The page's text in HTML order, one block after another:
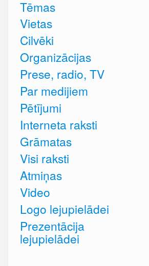
Tēmas
Vietas
Cilvēki
Organizācijas
Prese, radio, TV
Par medijiem
Pētījumi
Interneta raksti
Grāmatas
Visi raksti
Atmiņas
Video
Logo lejupielādei
Prezentācija
lejupielādei